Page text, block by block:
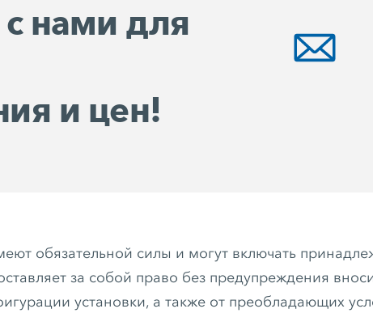
нами для
и цен!
обязательной силы и могут включать
за собой право без предупреждения
установки, а также от преобладающих